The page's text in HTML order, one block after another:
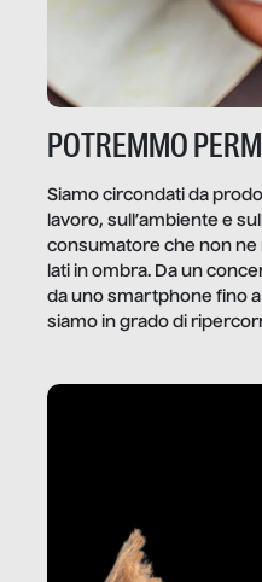
POTREMMO
Siamo circondati da
lavoro, sull’ambiente e
consumatore che non ne
lati in ombra. Da un
da uno smartphone fino
siamo in grado di
dietro gli oggetti e i servizi